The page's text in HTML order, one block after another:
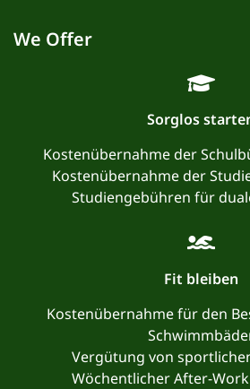
We Offer
Sorglos
Kostenübernahme der
Kostenübernahme der
Studiengebühren für
Fit bleiben
Kostenübernahme für den
Vergütung von
Wöchentlicher After-